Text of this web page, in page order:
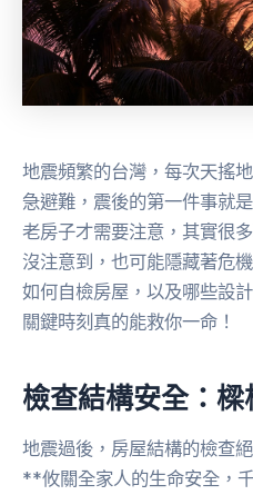
地震頻繁的台灣，每次天搖
急避難，震後的第一件事就
老房子才需要注意，其實很
沒注意到，也可能隱藏著危
如何自檢房屋，以及哪些設
關鍵時刻真的能救你一命！
檢查結構安全：
地震過後，房屋結構的檢查
**攸關全家人的生命安全，